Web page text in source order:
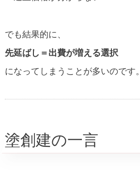
でも結果的に、
先延ばし＝出費が増える選択
になってしまうことが多いのです。
塗創建の一言